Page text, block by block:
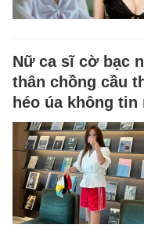
Nữ ca sĩ cờ bạc
thân chồng cầu
héo úa không tin